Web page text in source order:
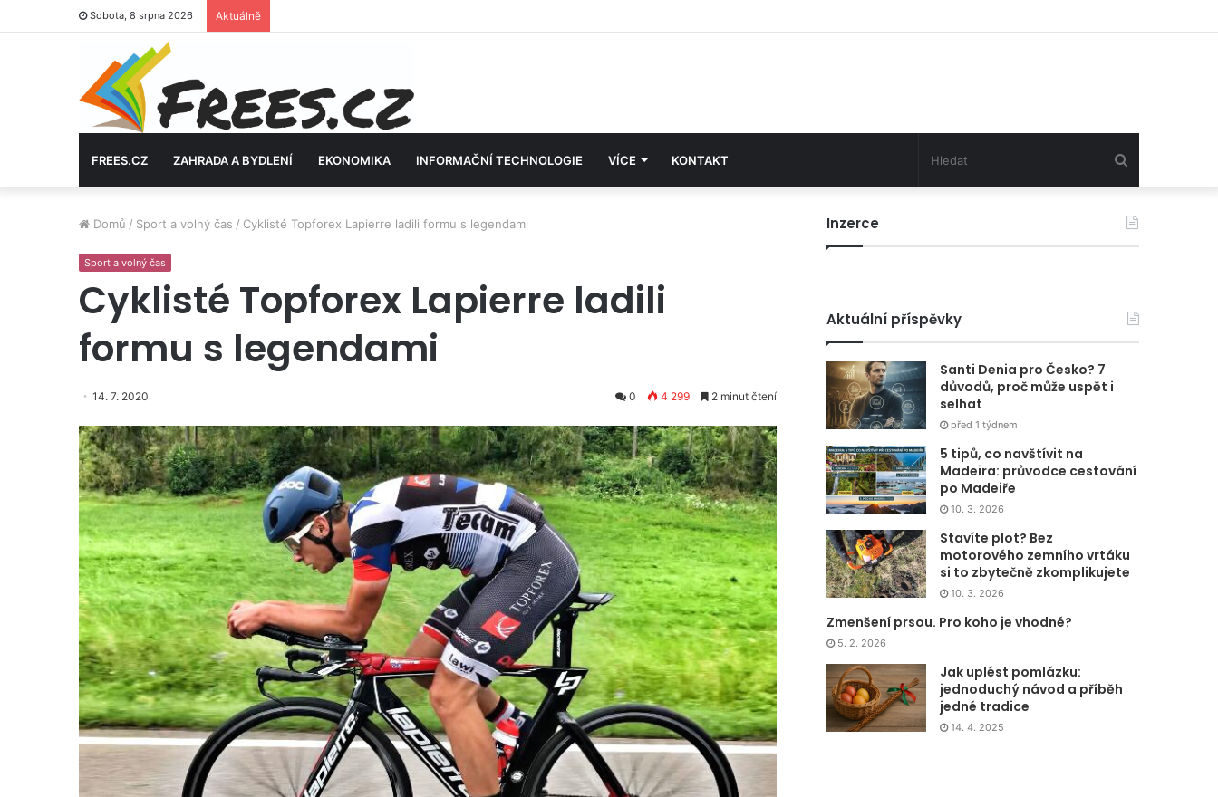
Sobota, 8 srpna 2026 Aktuálně
FREES.CZ ZAHRADA A BYDLENÍ EKONOMIKA INFORMAČNÍ TECHNOLOGIE VÍCE KONTAKT
Domů / Sport a volný čas / Cyklisté Topforex Lapierre ladili formu s legendami
Sport a volný čas
Cyklisté Topforex Lapierre ladili
formu s legendami
14. 7. 2020 0 4 299 2 minut čtení
Inzerce
Aktuální příspěvky
Santi Denia pro Česko? 7
důvodů, proč může uspět i
selhat
před 1 týdnem
5 tipů, co navštívit na
Madeira: průvodce cestování
po Madeiře
10. 3. 2026
Stavíte plot? Bez
motorového zemního vrtáku
si to zbytečně zkomplikujete
10. 3. 2026
Zmenšení prsou. Pro koho je vhodné?
5. 2. 2026
Jak uplést pomlázku:
jednoduchý návod a příběh
jedné tradice
14. 4. 2025